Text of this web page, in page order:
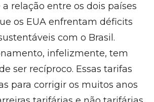
relação entre os dois países
os EUA enfrentam déficits
com o Brasil.
infelizmente, tem
ser recíproco. Essas tarifas
para corrigir os muitos anos